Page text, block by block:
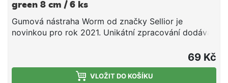
green 8 cm / 6 ks
Gumová nástraha Worm od značky Sellior je
novinkou pro rok 2021. Unikátní zpracování dodává
ocásek vytváří ve vodě velké vibrace, které působí
zvlášť dobře na candáty a okouny. Celkem je Sellior
Worm nabízen ve čtyrech barevných provedeních.
69 Kč
VLOŽIT DO KOŠÍKU